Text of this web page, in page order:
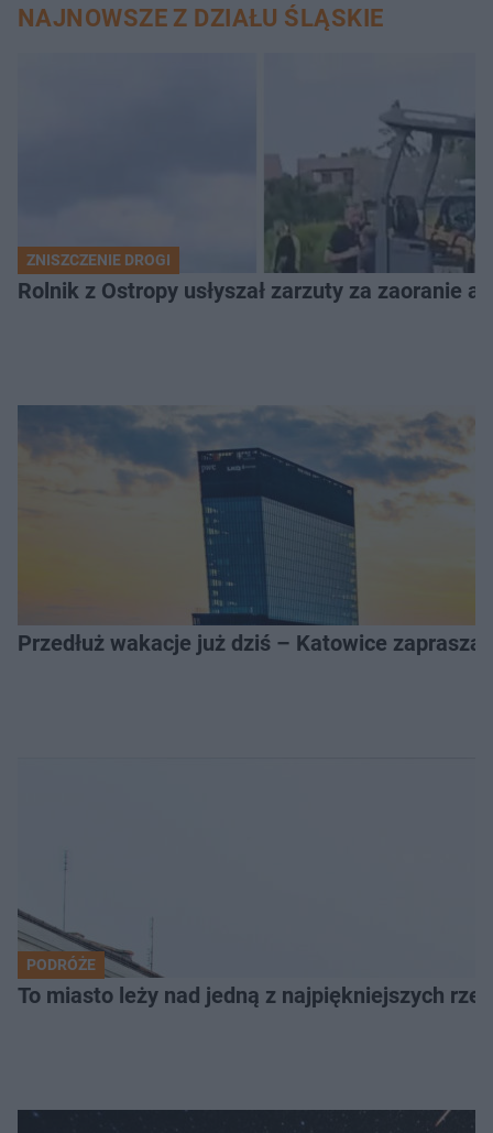
NAJNOWSZE Z DZIAŁU ŚLĄSKIE
ZNISZCZENIE DROGI
Rolnik z Ostropy usłyszał zarzuty za zaoranie
Przedłuż wakacje już dziś – Katowice
PODRÓŻE
To miasto leży nad jedną z najpiękniejszych